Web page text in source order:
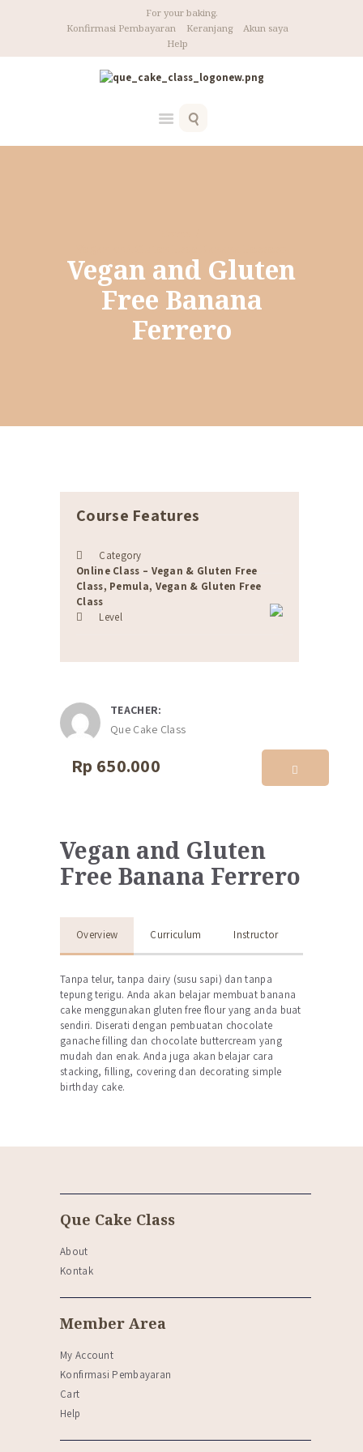
For your baking.
Konfirmasi Pembayaran
Keranjang
Akun saya
Help
Vegan and Gluten
Free Banana
Ferrero
Course Features
Category
Online Class – Vegan & Gluten Free
Class, Pemula, Vegan & Gluten Free
Class
Level
TEACHER:
Que Cake Class
Rp 650.000
Vegan and Gluten
Free Banana Ferrero
Overview Curriculum Instructor
Tanpa telur, tanpa dairy (susu sapi) dan tanpa
tepung terigu. Anda akan belajar membuat banana
cake menggunakan gluten free flour yang anda buat
sendiri. Diserati dengan pembuatan chocolate
ganache filling dan chocolate buttercream yang
mudah dan enak. Anda juga akan belajar cara
stacking, filling, covering dan decorating simple
birthday cake.
Que Cake Class
About
Kontak
Member Area
My Account
Konfirmasi Pembayaran
Cart
Help